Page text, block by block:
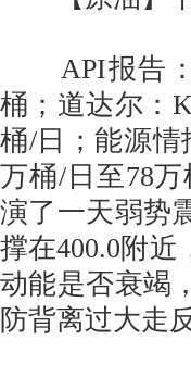
API报告：
桶；道达尔：
桶/日；能源情
万桶/日至78
演了一天弱势
撑在400.0附
动能是否衰竭
防背离过大走